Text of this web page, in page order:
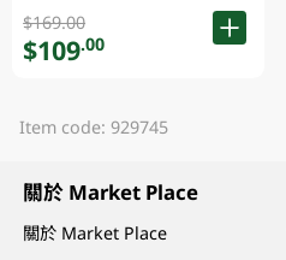
$169.00
$109.00
Item code: 929745
關於 Market Place
關於 Market Place